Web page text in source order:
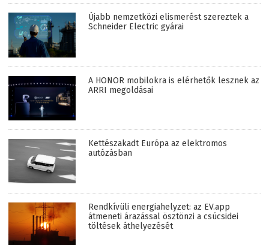
Újabb nemzetközi elismerést szereztek a
Schneider Electric gyárai
A HONOR mobilokra is elérhetők lesznek az
ARRI megoldásai
Kettészakadt Európa az elektromos
autózásban
Rendkívüli energiahelyzet: az EV.app
átmeneti árazással ösztönzi a csúcsidei
töltések áthelyezését